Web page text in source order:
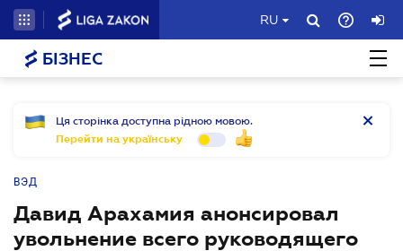
RU
БІЗНЕС
Ця сторінка доступна рідною мовою.
Перейти на українську
ВЭД
Давид Арахамия анонсировал
увольнение всего руководящего